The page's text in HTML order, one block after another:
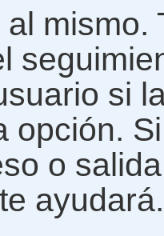
mismo.
si
opción.
o
ayudará.